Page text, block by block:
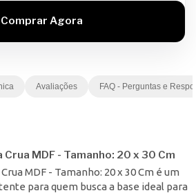
Avaliações FAQ - Perguntas e
MDF - Tamanho: 20 x 30 Cm
MDF - Tamanho: 20 x 30 Cm é um
para quem busca a base ideal para